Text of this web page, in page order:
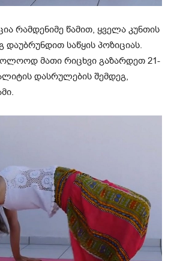
რამდენიმე წამით, ყველა კუნთის
დაუბრუნდით საწყის პოზიციას.
მათი რიცხვი გაზარდეთ 21-
დასრულების შემდეგ,